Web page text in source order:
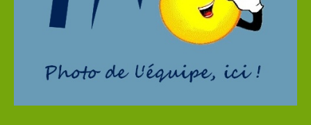
Administration
Historique